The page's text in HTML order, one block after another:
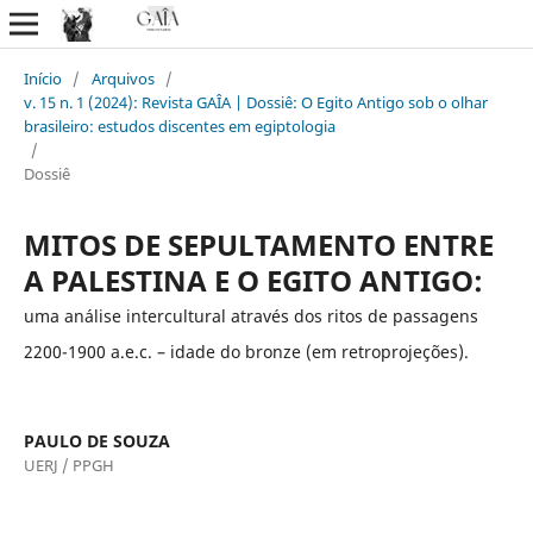
Início / Arquivos /
v. 15 n. 1 (2024): Revista GAÎA | Dossiê: O Egito Antigo sob o olhar
brasileiro: estudos discentes em egiptologia
/
Dossiê
MITOS DE SEPULTAMENTO ENTRE
A PALESTINA E O EGITO ANTIGO:
uma análise intercultural através dos ritos de passagens
2200-1900 a.e.c. – idade do bronze (em retroprojeções).
PAULO DE SOUZA
UERJ / PPGH